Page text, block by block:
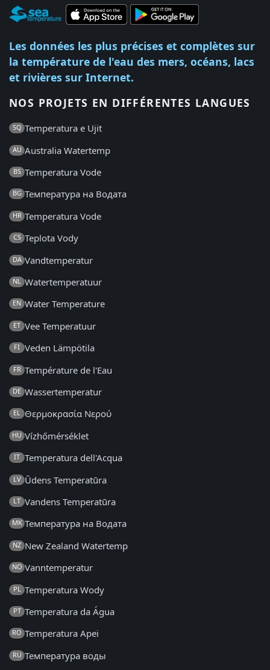
Les données les plus précises et complètes sur
la température de l'eau des mers, océans, lacs
et rivières sur Internet.
NOS PROJETS EN DIFFÉRENTES LANGUES
SQ Temperatura e Ujit
AU Australia Watertemp
BS Temperatura Vode
BG Температура на Водата
HR Temperatura Vode
CS Teplota Vody
DA Vandtemperatur
NL Watertemperatuur
EN Water Temperature
ET Vee Temperatuur
FI Veden Lämpötila
FR Température de l'Eau
DE Wassertemperatur
EL Θερμοκρασία Νερού
HU Vízhőmérséklet
IT Temperatura dell'Acqua
LV Ūdens Temperatūra
LT Vandens Temperatūra
MK Температура на Водата
NZ New Zealand Watertemp
NO Vanntemperatur
PL Temperatura Wody
PT Temperatura da Água
RO Temperatura Apei
RU Температура воды